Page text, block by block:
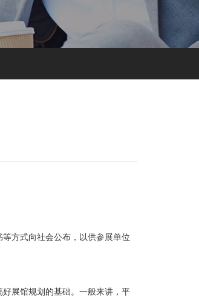
方式向社会公布，以供参展单位
展馆规划的基础。一般来讲，平